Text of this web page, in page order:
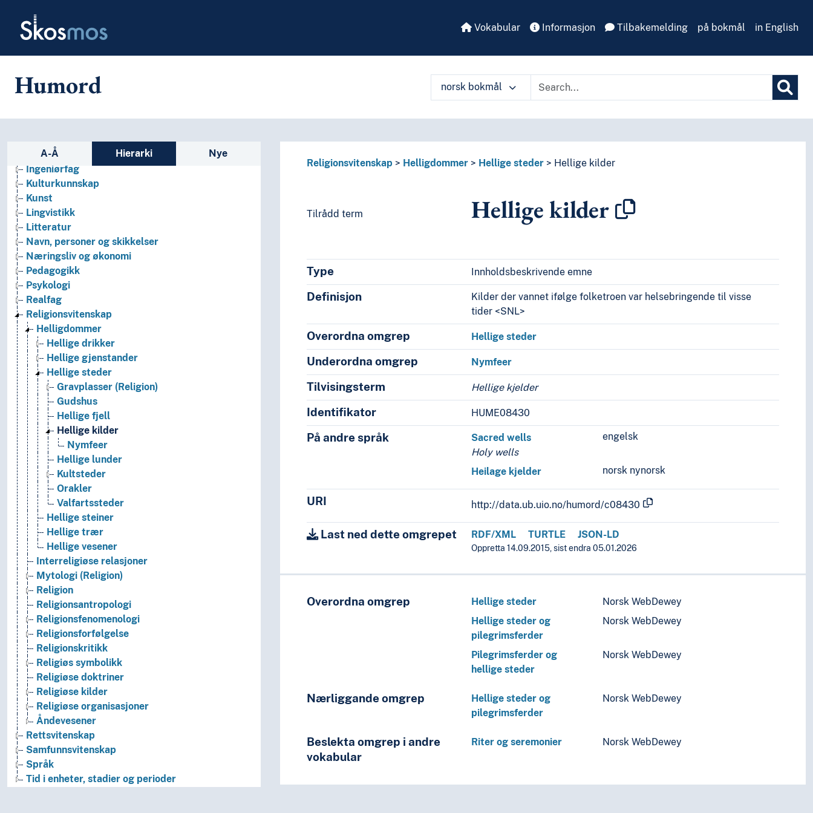
Skosmos Vokabular Informasjon Tilbakemelding på bokmål in English
Humord norsk bokmål
Sidefelt: navigér i vokabularet
A-Å Hierarki Nye
Filosofi
Folkegrupper
Formtermer
Generelt
Geografiske navn og historiske stedsnavn
Informatikk og informasjonsteknologi
Ingeniørfag
Kulturkunnskap
Kunst
Lingvistikk
Litteratur
Navn, personer og skikkelser
Næringsliv og økonomi
Pedagogikk
Psykologi
Realfag
Religionsvitenskap
Helligdommer
Hellige drikker
Hellige gjenstander
Hellige steder
Gravplasser (Religion)
Gudshus
Hellige fjell
Hellige kilder
Nymfeer
Hellige lunder
Kultsteder
Orakler
Valfartssteder
Hellige steiner
Hellige trær
Hellige vesener
Interreligiøse relasjoner
Mytologi (Religion)
Religion
Religionsantropologi
Religionsfenomenologi
Religionsforfølgelse
Religionskritikk
Religiøs symbolikk
Religiøse doktriner
Religiøse kilder
Religiøse organisasjoner
Åndevesener
Rettsvitenskap
Samfunnsvitenskap
Språk
Tid i enheter, stadier og perioder
Religionsvitenskap Helligdommer Hellige steder Hellige kilder
Tilrådd term Hellige kilder
Type Innholdsbeskrivende emne
Definisjon
Kilder der vannet ifølge folketroen var helsebringende til visse
tider <SNL>
Overordna omgrep Hellige steder
Underordna omgrep Nymfeer
Tilvisingsterm Hellige kjelder
Identifikator HUME08430
På andre språk engelsk
Sacred wells
Holy wells
norsk nynorsk
Heilage kjelder
URI http://data.ub.uio.no/humord/c08430
Last ned dette omgrepet RDF/XML TURTLE JSON-LD
Oppretta 14.09.2015, sist endra 05.01.2026
Overordna omgrep Hellige steder
Norsk WebDewey
Hellige steder og
pilegrimsferder
Norsk WebDewey
Pilegrimsferder og
hellige steder
Norsk WebDewey
Nærliggande omgrep
Hellige steder og
pilegrimsferder
Norsk WebDewey
Beslekta omgrep i andre
vokabular
Riter og seremonier Norsk WebDewey